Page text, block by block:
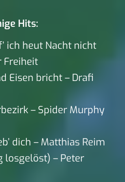
Hits:
ich heut Nacht nicht
Freiheit
Eisen bricht – Drafi
– Spider Murphy
dich – Matthias Reim
losgelöst) – Peter